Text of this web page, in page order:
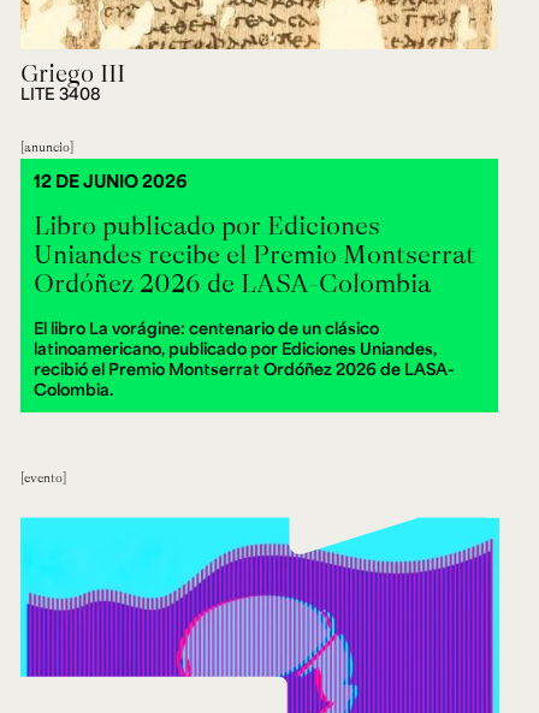
Griego III
LITE 3408
anuncio
Libro publicado por Ediciones
Uniandes recibe el Premio Montserrat
Ordóñez 2026 de LASA-Colombia
El libro La vorágine: centenario de un clásico
latinoamericano, publicado por Ediciones Uniandes,
recibió el Premio Montserrat Ordóñez 2026 de LASA-
Colombia.
12 DE JUNIO 2026
evento